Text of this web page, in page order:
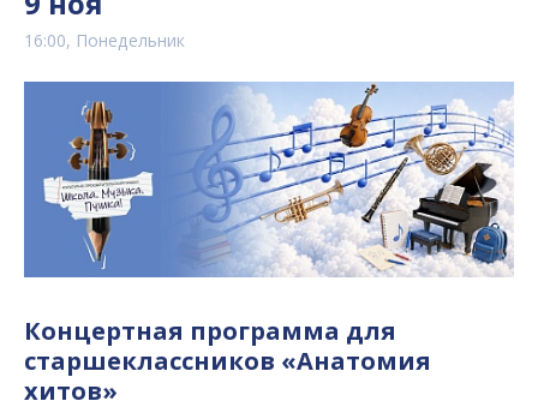
16:00, Понедельник
Концертная программа для
старшеклассников «Анатомия
хитов»